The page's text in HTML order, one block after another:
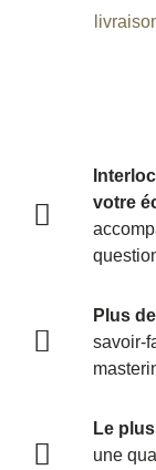
votre
Plus
savoir-
Le
une